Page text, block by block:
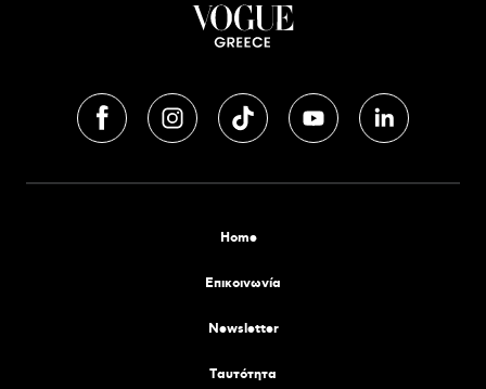
Home
Επικοινωνία
Newsletter
Tαυτότητα